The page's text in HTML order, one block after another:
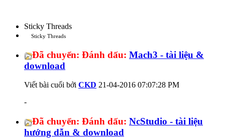
Sticky Threads
Sticky Threads
Đã chuyển: Đánh dấu: Mach3 - tài liệu &
download
Viết bài cuối bởi CKD 21-04-2016 07:07:28 PM
-
Đã chuyển: Đánh dấu: NcStudio - tài liệu
hướng dẫn & download